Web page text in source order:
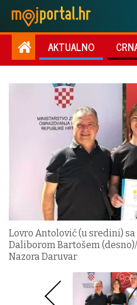
AKTUALNO
Lovro Antolović (u sredini)
Daliborom Bartošem
Nazora Daruvar